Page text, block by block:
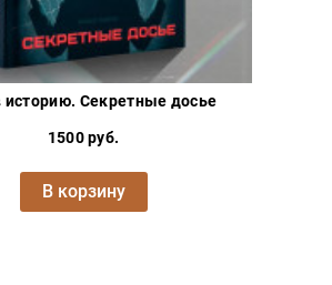
историю. Секретные досье
1500 руб.
В корзину